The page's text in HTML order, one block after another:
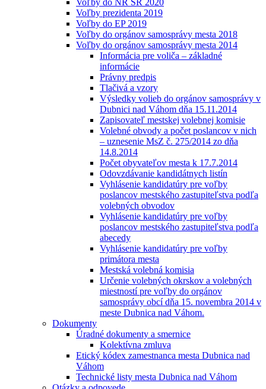
Voľby do NR SR 2020
Voľby prezidenta 2019
Voľby do EP 2019
Voľby do orgánov samosprávy mesta 2018
Voľby do orgánov samosprávy mesta 2014
Informácia pre voliča – základné
informácie
Právny predpis
Tlačivá a vzory
Výsledky volieb do orgánov samosprávy v
Dubnici nad Váhom dňa 15.11.2014
Zapisovateľ mestskej volebnej komisie
Volebné obvody a počet poslancov v nich
– uznesenie MsZ č. 275/2014 zo dňa
14.8.2014
Počet obyvateľov mesta k 17.7.2014
Odovzdávanie kandidátnych listín
Vyhlásenie kandidatúry pre voľby
poslancov mestského zastupiteľstva podľa
volebných obvodov
Vyhlásenie kandidatúry pre voľby
poslancov mestského zastupiteľstva podľa
abecedy
Vyhlásenie kandidatúry pre voľby
primátora mesta
Mestská volebná komisia
Určenie volebných okrskov a volebných
miestností pre voľby do orgánov
samosprávy obcí dňa 15. novembra 2014 v
meste Dubnica nad Váhom.
Dokumenty
Úradné dokumenty a smernice
Kolektívna zmluva
Etický kódex zamestnanca mesta Dubnica nad
Váhom
Technické listy mesta Dubnica nad Váhom